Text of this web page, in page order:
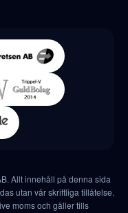
Allt innehåll på denna sida
utan vår skriftliga tillåtelse.
moms och gäller tills